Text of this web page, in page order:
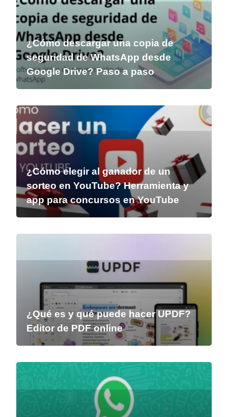
¿Cómo descargar una copia de
seguridad de WhatsApp desde
Google Drive? Paso a paso
¿Cómo elegir al ganador de un
sorteo en YouTube? Herramienta y
app para concursos en YouTube
¿Qué es y qué puede hacer UPDF?
Editor de PDF online